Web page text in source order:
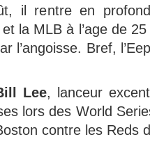
il rentre en
la MLB à l’age de
l’angoisse. Bref,
Lee, lanceur
lors des World
contre les Reds